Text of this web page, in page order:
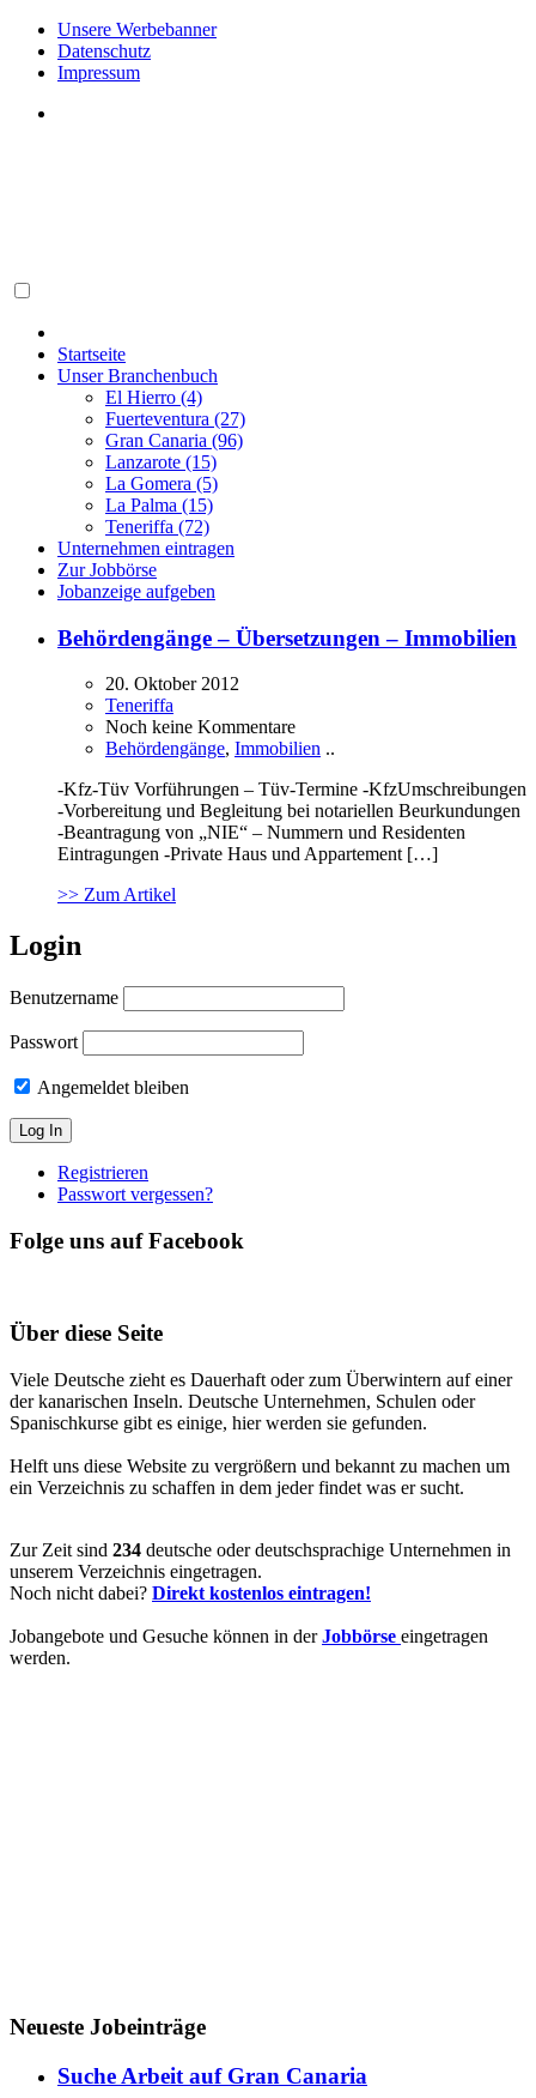
Unsere Werbebanner
Datenschutz
Impressum
Startseite
Unser Branchenbuch
El Hierro (4)
Fuerteventura (27)
Gran Canaria (96)
Lanzarote (15)
La Gomera (5)
La Palma (15)
Teneriffa (72)
Unternehmen eintragen
Zur Jobbörse
Jobanzeige aufgeben
Behördengänge – Übersetzungen – Immobilien
20. Oktober 2012
Teneriffa
Noch keine Kommentare
Behördengänge, Immobilien ..
-Kfz-Tüv Vorführungen – Tüv-Termine -KfzUmschreibungen
-Vorbereitung und Begleitung bei notariellen Beurkundungen
-Beantragung von „NIE“ – Nummern und Residenten
Eintragungen -Private Haus und Appartement […]
>> Zum Artikel
Login
Benutzername
Passwort
Angemeldet bleiben
Registrieren
Passwort vergessen?
Folge uns auf Facebook
Über diese Seite
Viele Deutsche zieht es Dauerhaft oder zum Überwintern auf einer
der kanarischen Inseln. Deutsche Unternehmen, Schulen oder
Spanischkurse gibt es einige, hier werden sie gefunden.
Helft uns diese Website zu vergrößern und bekannt zu machen um
ein Verzeichnis zu schaffen in dem jeder findet was er sucht.
Zur Zeit sind 234 deutsche oder deutschsprachige Unternehmen in
unserem Verzeichnis eingetragen.
Noch nicht dabei? Direkt kostenlos eintragen!
Jobangebote und Gesuche können in derJobbörse eingetragen
werden.
Neueste Jobeinträge
Suche Arbeit auf Gran Canaria